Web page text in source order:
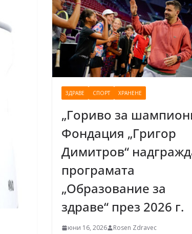
ЗДРАВЕ СПОРТ ХРАНЕНЕ
„Гориво за
Фондация „Григор
Димитров“
програмата
„Образование за
здраве“ през 2026 г.
юни 16, 2026 Rosen Zdravec